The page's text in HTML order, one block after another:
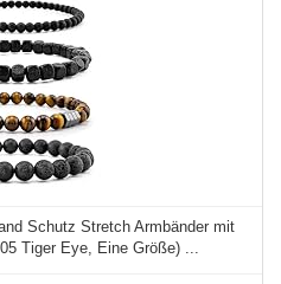
Schutz Stretch Armbänder mit
Tiger Eye, Eine Größe) ...